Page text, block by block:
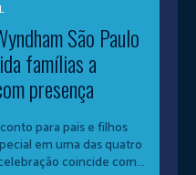
São Paulo
famílias a
presença
para pais e filhos
em uma das quatro
coincide com...